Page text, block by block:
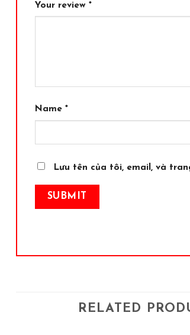
Your review *
Name *
Lưu tên của tôi, email, và
RELATED